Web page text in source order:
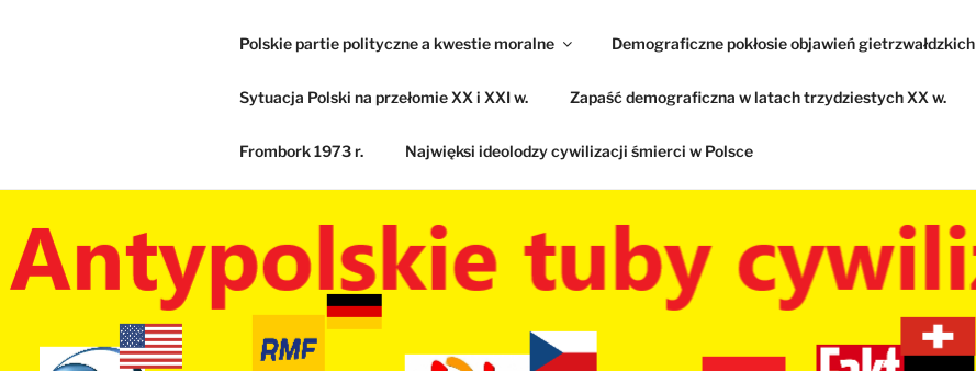
Polskie partie polityczne a kwestie moralne Demograficzne pokłosie objawień gietrzwałdzkich
Sytuacja Polski na przełomie XX i XXI w. Zapaść demograficzna w latach trzydziestych XX w.
Frombork 1973 r. Najwięksi ideolodzy cywilizacji śmierci w Polsce